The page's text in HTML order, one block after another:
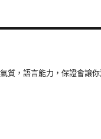
質，語言能力，保證會讓你